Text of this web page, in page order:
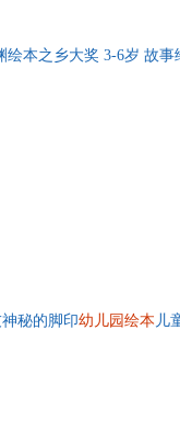
绘本之乡大奖 3-6岁 故
秘的脚印幼儿园绘本 儿